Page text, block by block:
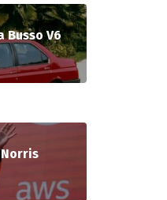
Busso V6